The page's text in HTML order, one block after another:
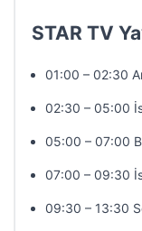
STAR TV
01:00 – 02:30
02:30 – 05:00
05:00 – 07:00
07:00 – 09:30
09:30 – 13:30